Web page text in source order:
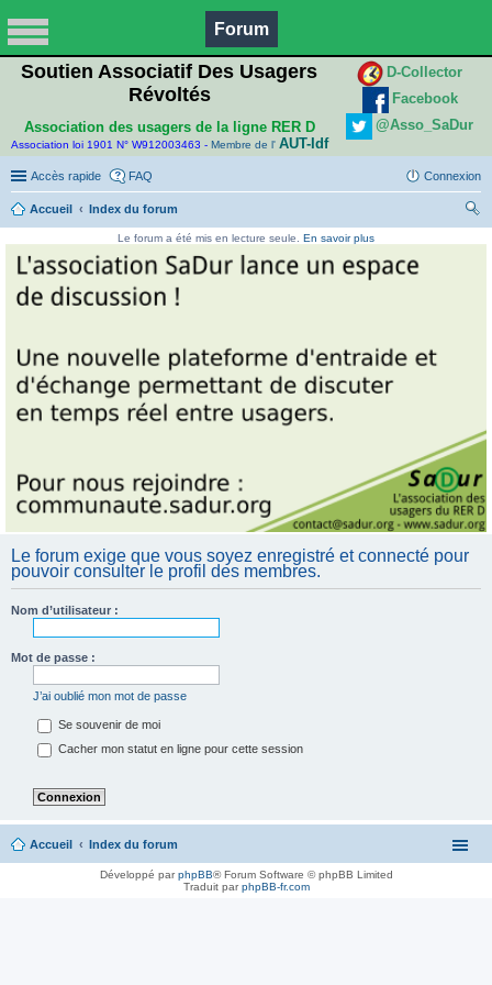
Forum
Soutien Associatif Des Usagers
Révoltés
Association des usagers de la ligne RER D
Association loi 1901 N° W912003463 - Membre de l' AUT-Idf
D-Collector
Facebook
@Asso_SaDur
Accès rapide FAQ Connexion
Accueil
Index du forum
Le forum a été mis en lecture seule. En savoir plus
Le forum exige que vous soyez enregistré et connecté pour
pouvoir consulter le profil des membres.
Nom d’utilisateur :
Mot de passe :
J’ai oublié mon mot de passe
Se souvenir de moi
Cacher mon statut en ligne pour cette session
Accueil Index du forum
Développé parphpBB® Forum Software © phpBB Limited
Traduit parphpBB-fr.com